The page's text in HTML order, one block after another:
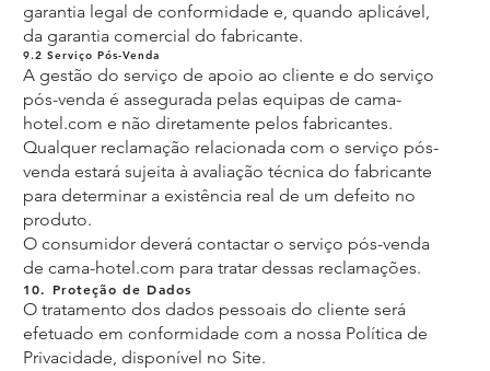
garantia legal de conformidade e, quando aplicável,
da garantia comercial do fabricante.
9.2 Serviço Pós-Venda
A gestão do serviço de apoio ao cliente e do serviço
pós-venda é assegurada pelas equipas de cama-
hotel.com e não diretamente pelos fabricantes.
Qualquer reclamação relacionada com o serviço pós-
venda estará sujeita à avaliação técnica do fabricante
para determinar a existência real de um defeito no
produto.
O consumidor deverá contactar o serviço pós-venda
de cama-hotel.com para tratar dessas reclamações.
10. Proteção de Dados
O tratamento dos dados pessoais do cliente será
efetuado em conformidade com a nossa Política de
Privacidade, disponível no Site.